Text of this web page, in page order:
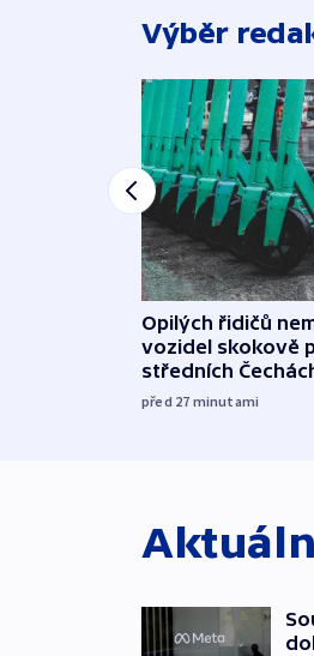
Výběr
Opilých řidičů
vozidel skokově
středních
před 27 minutami